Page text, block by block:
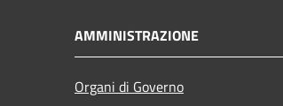
AMMINISTRAZIONE
Organi di Governo